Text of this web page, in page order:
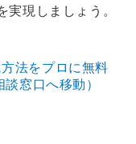
実現しましょう。
法をプロに無料
窓口へ移動）